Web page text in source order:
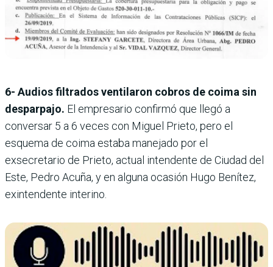
6- Audios filtrados ventilaron cobros de coima sin
desparpajo. El empresario confirmó que llegó a
conversar 5 a 6 veces con Miguel Prieto, pero el
esquema de coima estaba manejado por el
exsecretario de Prieto, actual intendente de Ciudad del
Este, Pedro Acuña, y en alguna ocasión Hugo Benítez,
exintendente interino.